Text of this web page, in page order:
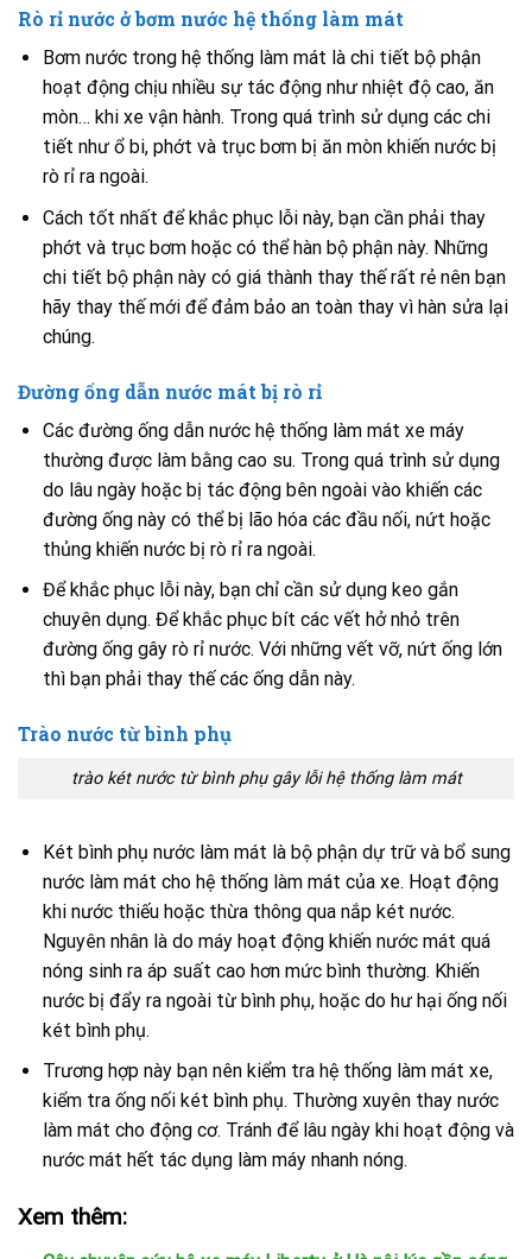
Rò rỉ nước ở bơm nước hệ thống làm mát
Bơm nước trong hệ thống làm mát là chi tiết bộ phận
hoạt động chịu nhiều sự tác động như nhiệt độ cao, ăn
mòn… khi xe vận hành. Trong quá trình sử dụng các chi
tiết như ổ bi, phớt và trục bơm bị ăn mòn khiến nước bị
rò rỉ ra ngoài.
Cách tốt nhất để khắc phục lỗi này, bạn cần phải thay
phớt và trục bơm hoặc có thể hàn bộ phận này. Những
chi tiết bộ phận này có giá thành thay thế rất rẻ nên bạn
hãy thay thế mới để đảm bảo an toàn thay vì hàn sửa lại
chúng.
Đường ống dẫn nước mát bị rò rỉ
Các đường ống dẫn nước hệ thống làm mát xe máy
thường được làm bằng cao su. Trong quá trình sử dụng
do lâu ngày hoặc bị tác động bên ngoài vào khiến các
đường ống này có thể bị lão hóa các đầu nối, nứt hoặc
thủng khiến nước bị rò rỉ ra ngoài.
Để khắc phục lỗi này, bạn chỉ cần sử dụng keo gắn
chuyên dụng. Để khắc phục bít các vết hở nhỏ trên
đường ống gây rò rỉ nước. Với những vết vỡ, nứt ống lớn
thì bạn phải thay thế các ống dẫn này.
Trào nước từ bình phụ
trào két nước từ bình phụ gây lỗi hệ thống làm mát
Két bình phụ nước làm mát là bộ phận dự trữ và bổ sung
nước làm mát cho hệ thống làm mát của xe. Hoạt động
khi nước thiếu hoặc thừa thông qua nắp két nước.
Nguyên nhân là do máy hoạt động khiến nước mát quá
nóng sinh ra áp suất cao hơn mức bình thường. Khiến
nước bị đẩy ra ngoài từ bình phụ, hoặc do hư hại ống nối
két bình phụ.
Trương hợp này bạn nên kiểm tra hệ thống làm mát xe,
kiểm tra ống nối két bình phụ. Thường xuyên thay nước
làm mát cho động cơ. Tránh để lâu ngày khi hoạt động và
nước mát hết tác dụng làm máy nhanh nóng.
Xem thêm: